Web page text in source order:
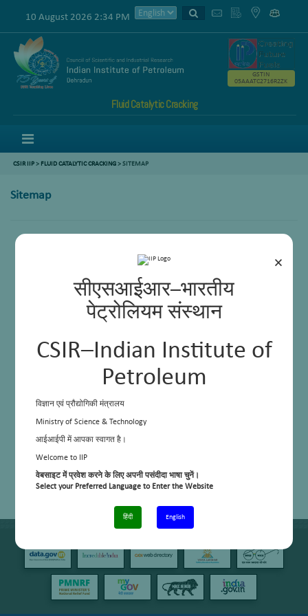
×
सीएसआईआर–भारतीय
पेट्रोलियम संस्थान
CSIR–Indian Institute of
Petroleum
विज्ञान एवं प्रौद्योगिकी मंत्रालय
Ministry of Science & Technology
आईआईपी में आपका स्वागत है।
Welcome to IIP
वेबसाइट में प्रवेश करने के लिए अपनी पसंदीदा भाषा चुनें।
Select your Preferred Language to Enter the Website
हिंदी English
10 August 2026 2:34 PM
Fluid Catalytic Cracking
GSTIN
05AAATC2716R2ZK
CSIR IIP> FLUID CATALYTIC CRACKING> SITEMAP
Sitemap